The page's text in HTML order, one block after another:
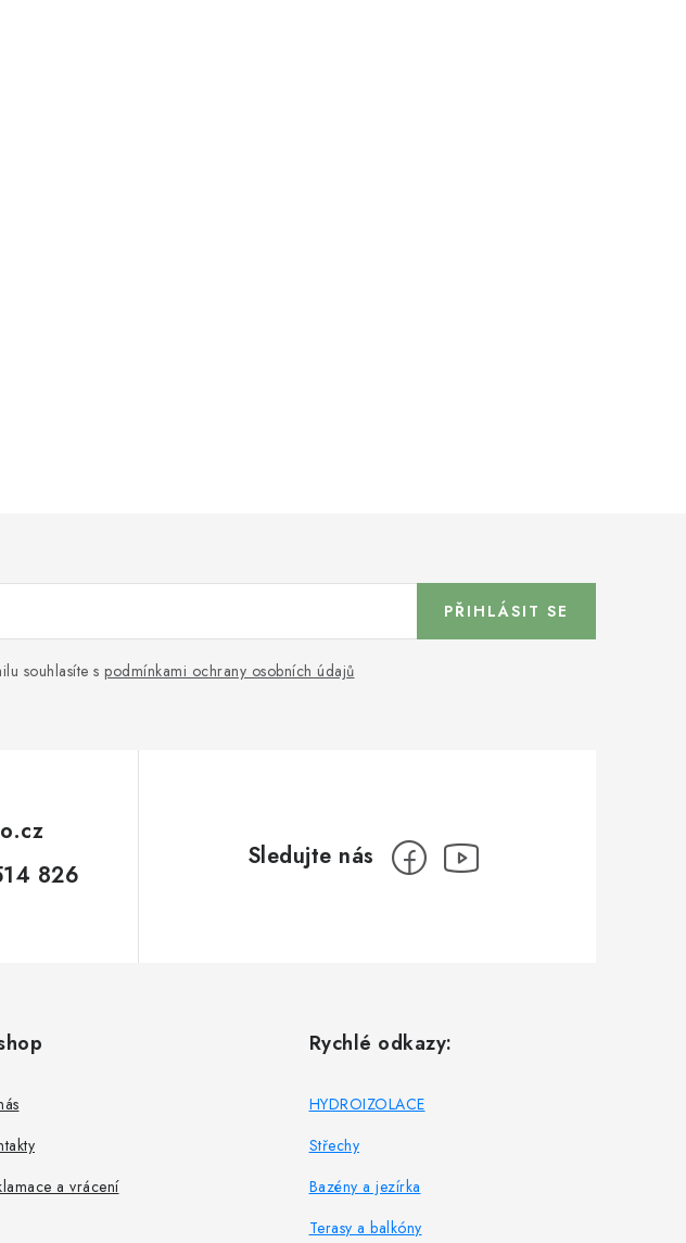
souhlasíte s podmínkami ochrany osobních údajů
PŘIHLÁSIT SE
826
a vrácení
Rychlé odkazy:
HYDROIZOLACE
Střechy
Bazény a jezírka
Terasy a balkóny